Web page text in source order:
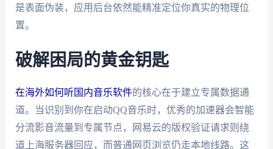
是表面伪装，应用后台依然能精准定位你真实的物理位
置。
破解困局的黄金钥匙
在海外如何听国内音乐软件的核心在于建立专属数据通
道。当识别到你在启动QQ音乐时，优秀的加速器会智能
分流影音流量到专属节点，网易云的版权验证请求则绕
道上海服务器回应，而普通网页浏览仍走本地线路。这